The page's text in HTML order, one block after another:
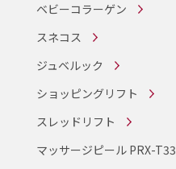
ベビーコラーゲン
スネコス
ジュベルック
ショッピングリフト
スレッドリフト
マッサージピール PRX-T33